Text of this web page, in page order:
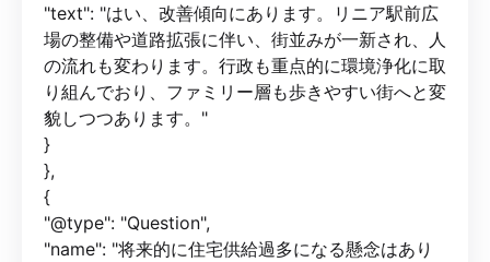
"text": "はい、改善傾向にあります。リニア駅前広
場の整備や道路拡張に伴い、街並みが一新され、人
の流れも変わります。行政も重点的に環境浄化に取
り組んでおり、ファミリー層も歩きやすい街へと変
貌しつつあります。"
}
},
{
"@type": "Question",
"name": "将来的に住宅供給過多になる懸念はあり